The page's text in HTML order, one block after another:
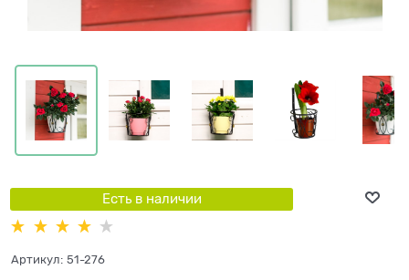
Есть в наличии
Артикул: 51-276